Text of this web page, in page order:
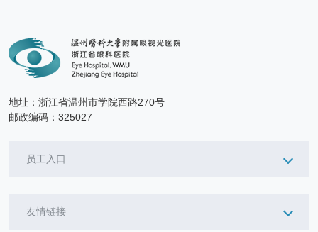
地址：浙江省温州市学院西路270号
邮政编码：325027
员工入口
友情链接